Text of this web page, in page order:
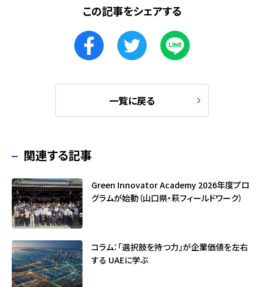
この記事をシェアする
一覧に戻る
関連する記事
Green Innovator Academy 2026年度プロ
グラムが始動（山口県・萩フィールドワーク）
コラム：「選択肢を持つ力」が企業価値を左右
する ――UAEに学ぶ